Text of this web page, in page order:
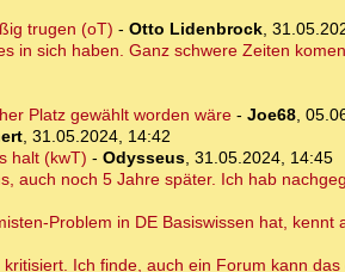
trugen (oT) - Otto Lidenbrock,
in sich haben. Ganz schwere Zeiten
Platz gewählt worden wäre- Joe68,
, 31.05.2024, 14:42
halt (kwT) - Odysseus, 31.05.2024, 14:45
auch noch 5 Jahre später. Ich hab
Problem in DE Basiswissen hat, kennt
Ich finde, auch ein Forum kann